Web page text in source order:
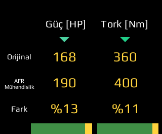
Güç [HP] Tork [Nm]
Orijinal 168 360
AFR
Mühendislik
190 400
Fark %13 %11